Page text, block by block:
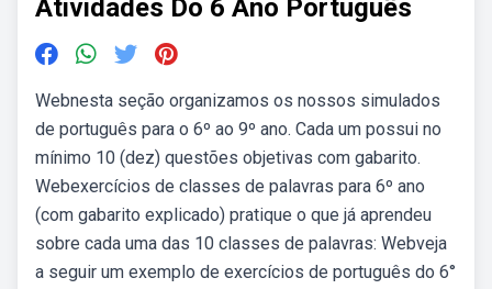
Atividades Do 6 Ano Português
Webnesta seção organizamos os nossos simulados
de português para o 6º ao 9º ano. Cada um possui no
mínimo 10 (dez) questões objetivas com gabarito.
Webexercícios de classes de palavras para 6º ano
(com gabarito explicado) pratique o que já aprendeu
sobre cada uma das 10 classes de palavras: Webveja
a seguir um exemplo de exercícios de português do 6°